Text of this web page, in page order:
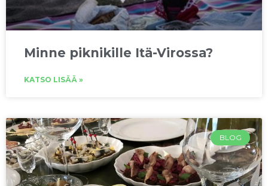
Minne piknikille Itä-Virossa?
KATSO LISÄÄ »
BLOG